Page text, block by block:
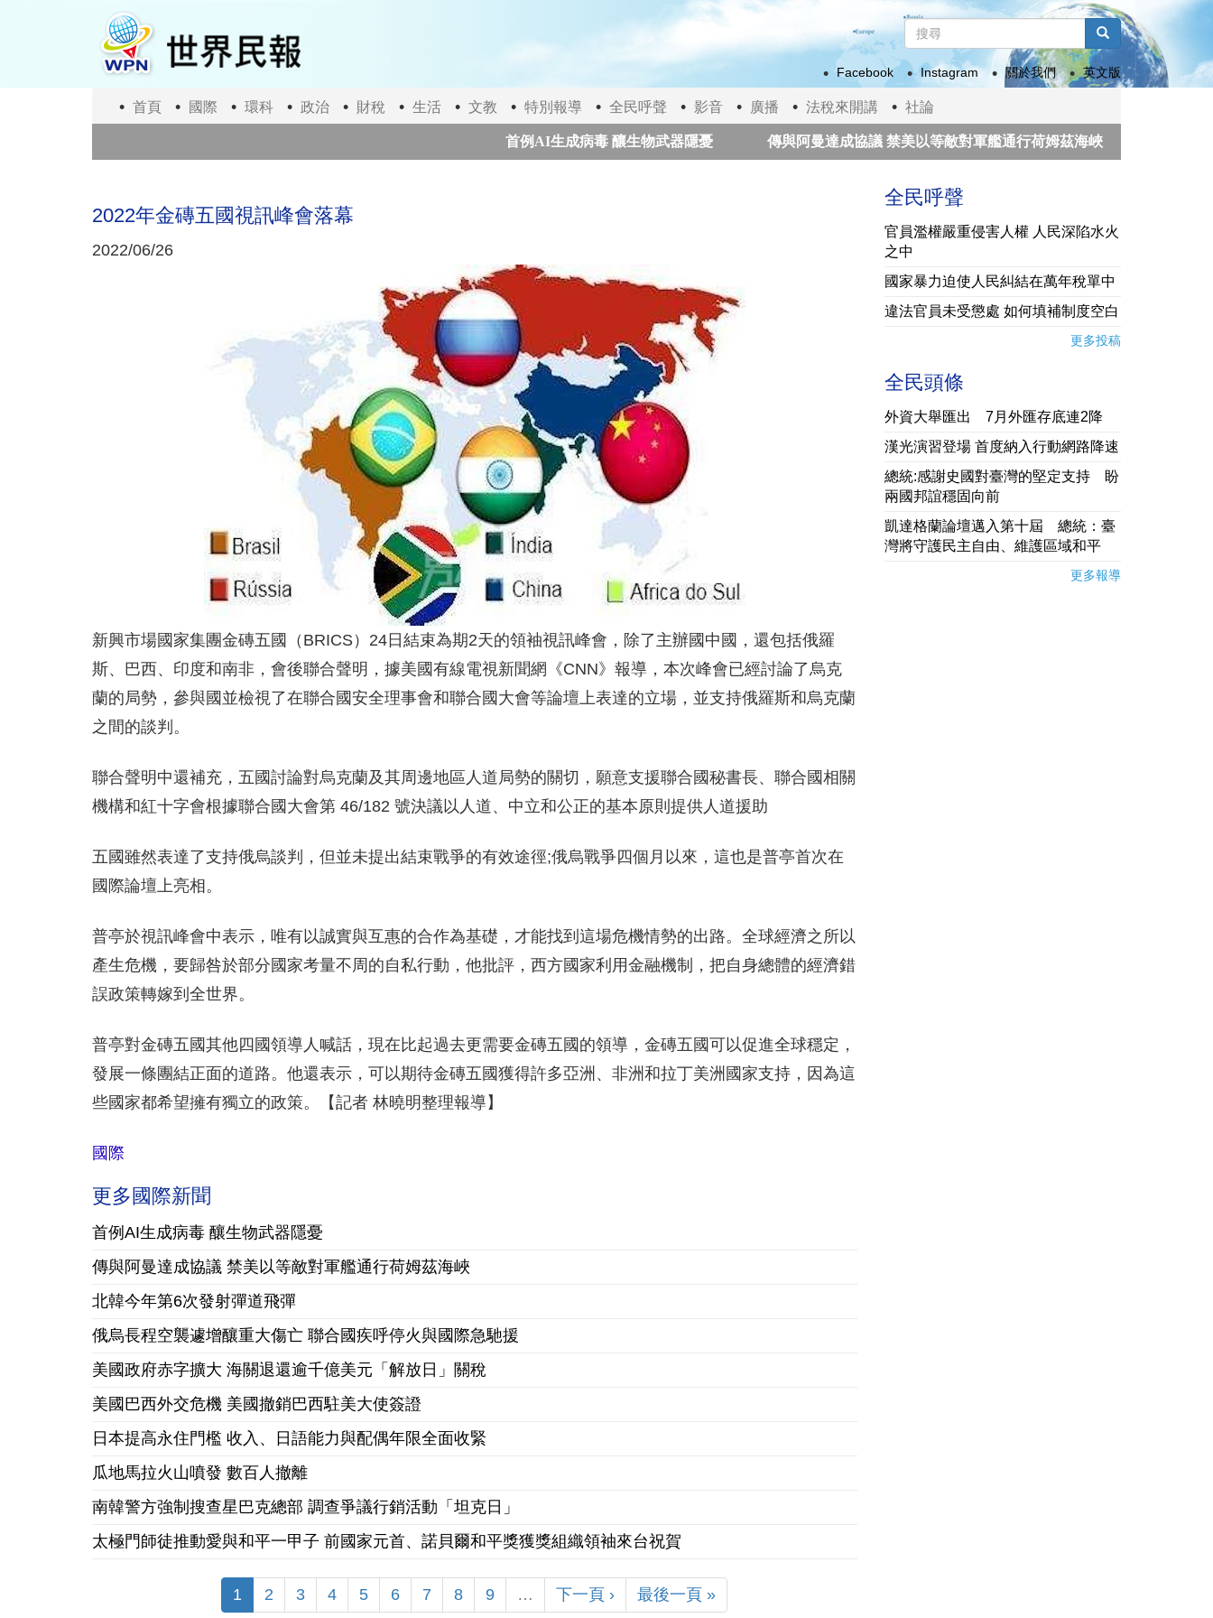
搜
尋
表
單
搜尋
Facebook
Instagram 關於我們 英文版
首頁 國際 環科 政治 財稅 生活 文教 特別報導 全民呼聲 影音 廣播 法稅來開講 社論
首例AI生成病毒 釀生物武器隱憂 傳與阿曼達成協議 禁美以等敵對軍艦通行荷姆茲海峽
2022年金磚五國視訊峰會落幕
2022/06/26
新興市場國家集團金磚五國（BRICS）24日結束為期2天的領袖視訊峰會，除了主辦國中國，還包括俄羅
斯、巴西、印度和南非，會後聯合聲明，據美國有線電視新聞網《CNN》報導，本次峰會已經討論了烏克
蘭的局勢，參與國並檢視了在聯合國安全理事會和聯合國大會等論壇上表達的立場，並支持俄羅斯和烏克蘭
之間的談判。
聯合聲明中還補充，五國討論對烏克蘭及其周邊地區人道局勢的關切，願意支援聯合國秘書長、聯合國相關
機構和紅十字會根據聯合國大會第 46/182 號決議以人道、中立和公正的基本原則提供人道援助
五國雖然表達了支持俄烏談判，但並未提出結束戰爭的有效途徑;俄烏戰爭四個月以來，這也是普亭首次在
國際論壇上亮相。
普亭於視訊峰會中表示，唯有以誠實與互惠的合作為基礎，才能找到這場危機情勢的出路。全球經濟之所以
產生危機，要歸咎於部分國家考量不周的自私行動，他批評，西方國家利用金融機制，把自身總體的經濟錯
誤政策轉嫁到全世界。
普亭對金磚五國其他四國領導人喊話，現在比起過去更需要金磚五國的領導，金磚五國可以促進全球穩定，
發展一條團結正面的道路。他還表示，可以期待金磚五國獲得許多亞洲、非洲和拉丁美洲國家支持，因為這
些國家都希望擁有獨立的政策。【記者 林曉明整理報導】
國際
更多國際新聞
首例AI生成病毒 釀生物武器隱憂
傳與阿曼達成協議 禁美以等敵對軍艦通行荷姆茲海峽
北韓今年第6次發射彈道飛彈
俄烏長程空襲遽增釀重大傷亡 聯合國疾呼停火與國際急馳援
美國政府赤字擴大 海關退還逾千億美元「解放日」關稅
美國巴西外交危機 美國撤銷巴西駐美大使簽證
日本提高永住門檻 收入、日語能力與配偶年限全面收緊
瓜地馬拉火山噴發 數百人撤離
南韓警方強制搜查星巴克總部 調查爭議行銷活動「坦克日」
太極門師徒推動愛與和平一甲子 前國家元首、諾貝爾和平獎獲獎組織領袖來台祝賀
1 2 3 4 5 6 7 8 9 … 下一頁 › 最後一頁 »
全民呼聲
官員濫權嚴重侵害人權 人民深陷水火
之中
國家暴力迫使人民糾結在萬年稅單中
違法官員未受懲處 如何填補制度空白
更多投稿
全民頭條
外資大舉匯出 7月外匯存底連2降
漢光演習登場 首度納入行動網路降速
總統:感謝史國對臺灣的堅定支持 盼
兩國邦誼穩固向前
凱達格蘭論壇邁入第十屆 總統：臺
灣將守護民主自由、維護區域和平
更多報導